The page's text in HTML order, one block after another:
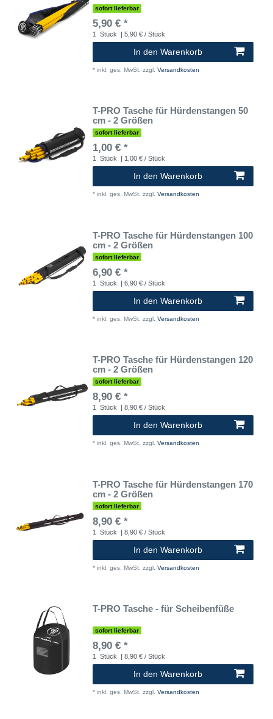
sofort lieferbar
5,90 € *
1 Stück | 5,90 € / Stück
In den Warenkorb
* inkl. ges. MwSt. zzgl. Versandkosten
T-PRO Tasche für Hürdenstangen 50
cm - 2 Größen
sofort lieferbar
1,00 € *
1 Stück | 1,00 € / Stück
In den Warenkorb
* inkl. ges. MwSt. zzgl. Versandkosten
T-PRO Tasche für Hürdenstangen 100
cm - 2 Größen
sofort lieferbar
6,90 € *
1 Stück | 6,90 € / Stück
In den Warenkorb
* inkl. ges. MwSt. zzgl. Versandkosten
T-PRO Tasche für Hürdenstangen 120
cm - 2 Größen
sofort lieferbar
8,90 € *
1 Stück | 8,90 € / Stück
In den Warenkorb
* inkl. ges. MwSt. zzgl. Versandkosten
T-PRO Tasche für Hürdenstangen 170
cm - 2 Größen
sofort lieferbar
8,90 € *
1 Stück | 8,90 € / Stück
In den Warenkorb
* inkl. ges. MwSt. zzgl. Versandkosten
T-PRO Tasche - für Scheibenfüße
sofort lieferbar
8,90 € *
1 Stück | 8,90 € / Stück
In den Warenkorb
* inkl. ges. MwSt. zzgl. Versandkosten